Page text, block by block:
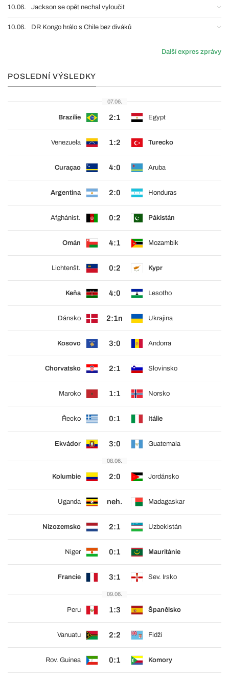
10.06. Jackson se opět nechal vyloučit
10.06. DR Kongo hrálo s Chile bez diváků
Další expres zprávy
POSLEDNÍ VÝSLEDKY
07.06.
Brazílie 2:1 Egypt
Venezuela 1:2 Turecko
Curaçao 4:0 Aruba
Argentina 2:0 Honduras
Afghánist. 0:2 Pákistán
Omán 4:1 Mozambik
Lichtenšt. 0:2 Kypr
Keňa 4:0 Lesotho
Dánsko 2:1n Ukrajina
Kosovo 3:0 Andorra
Chorvatsko 2:1 Slovinsko
Maroko 1:1 Norsko
Řecko 0:1 Itálie
Ekvádor 3:0 Guatemala
08.06.
Kolumbie 2:0 Jordánsko
Uganda neh. Madagaskar
Nizozemsko 2:1 Uzbekistán
Niger 0:1 Mauritánie
Francie 3:1 Sev. Irsko
09.06.
Peru 1:3 Španělsko
Vanuatu 2:2 Fidži
Rov. Guinea 0:1 Komory